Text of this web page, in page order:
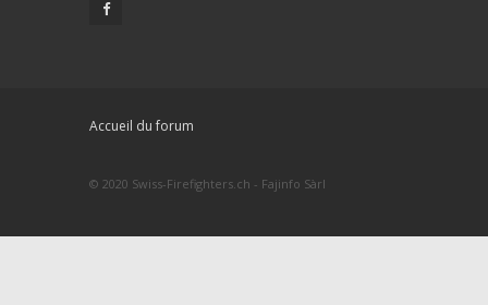
Accueil du forum
© 2020 Swiss-Firefighters.ch - Fajinfo Sàrl